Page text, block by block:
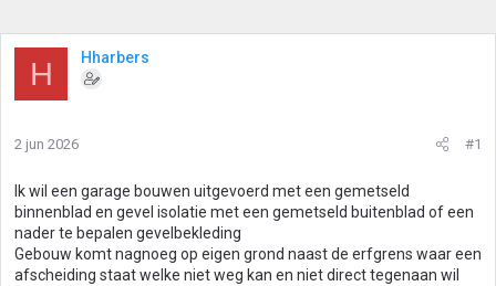
H Hharbers
2 jun 2026 #1
Ik wil een garage bouwen uitgevoerd met een gemetseld
binnenblad en gevel isolatie met een gemetseld buitenblad of een
nader te bepalen gevelbekleding
Gebouw komt nagnoeg op eigen grond naast de erfgrens waar een
afscheiding staat welke niet weg kan en niet direct tegenaan wil